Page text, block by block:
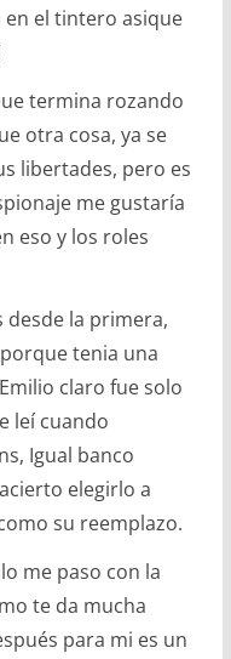
en el tintero asique
termina rozando
otra cosa, ya se
libertades, pero es
me gustaría
eso y los roles
desde la primera,
tenia una
claro fue solo
leí cuando
Igual banco
elegirlo a
su reemplazo.
me paso con la
te da mucha
para mi es un